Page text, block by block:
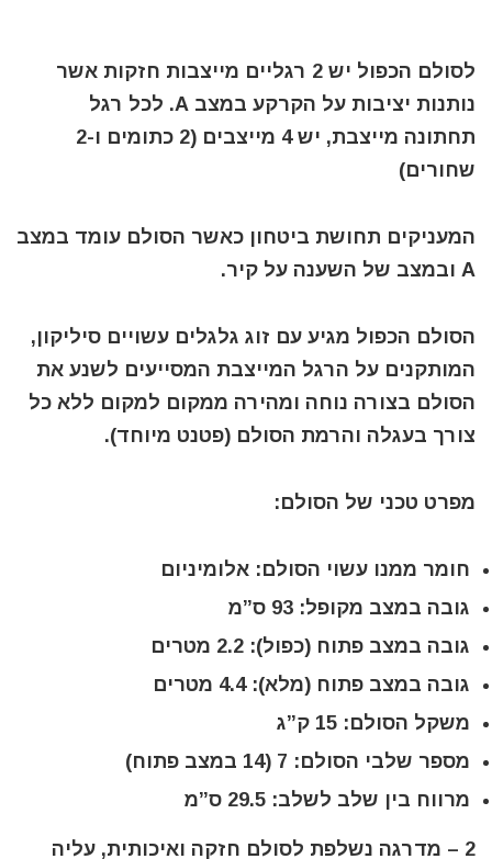
לסולם הכפול יש 2 רגליים מייצבות חזקות אשר
נותנות יציבות על הקרקע במצב A. לכל רגל
תחתונה מייצבת, יש 4 מייצבים (2 כתומים ו-2
שחורים)
המעניקים תחושת ביטחון כאשר הסולם עומד במצב
A ובמצב של השענה על קיר.
הסולם הכפול מגיע עם זוג גלגלים עשויים סיליקון,
המותקנים על הרגל המייצבת המסייעים לשנע את
הסולם בצורה נוחה ומהירה ממקום למקום ללא כל
צורך בעגלה והרמת הסולם (פטנט מיוחד).
מפרט טכני של הסולם:
חומר ממנו עשוי הסולם: אלומיניום
גובה במצב מקופל: 93 ס”מ
גובה במצב פתוח (כפול): 2.2 מטרים
גובה במצב פתוח (מלא): 4.4 מטרים
משקל הסולם: 15 ק”ג
מספר שלבי הסולם: 7 (14 במצב פתוח)
מרווח בין שלב לשלב: 29.5 ס”מ
2 – מדרגה נשלפת לסולם חזקה ואיכותית, עליה